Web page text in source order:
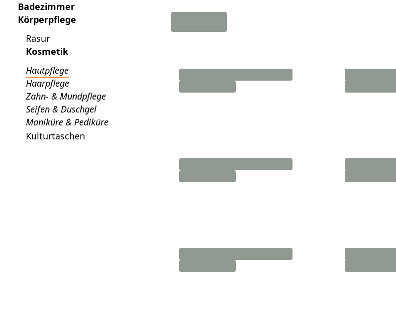
Badezimmer
Körperpflege
Rasur
Kosmetik
Hautpflege
Haarpflege
Zahn- & Mundpflege
Seifen & Duschgel
Maniküre & Pediküre
Kulturtaschen